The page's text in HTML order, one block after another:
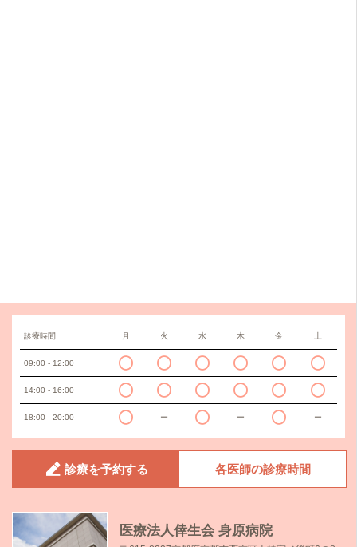
診療時間 月 火 水 木 金 土
09:00 - 12:00
14:00 - 16:00
18:00 - 20:00 ー ー ー
診療を予約する 各医師の診療時間
医療法人倖生会 身原病院